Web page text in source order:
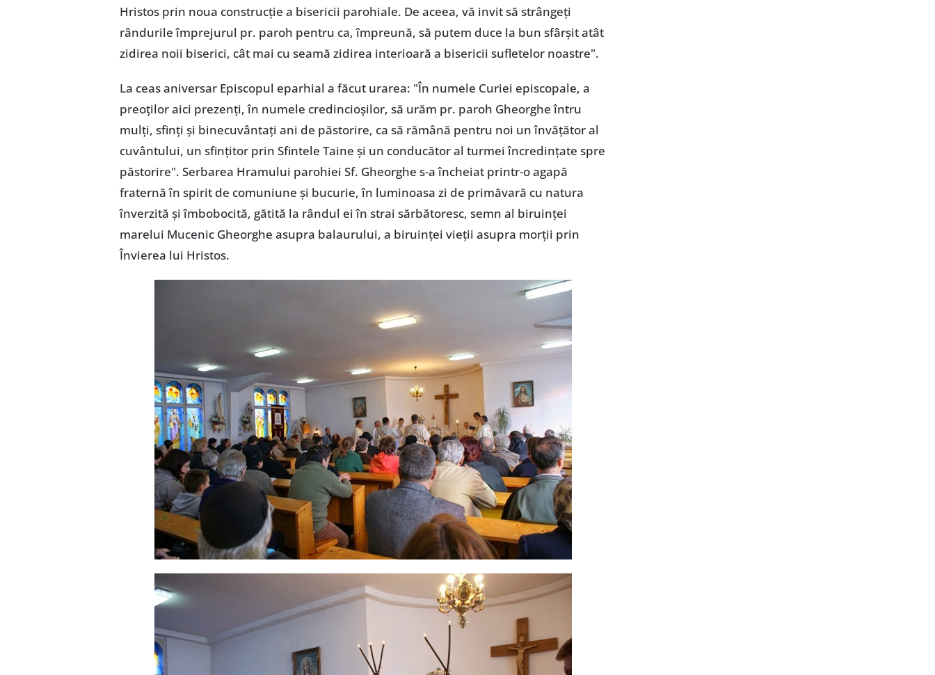
Hristos prin noua construcţie a bisericii parohiale. De aceea, vă invit să strângeţi
rândurile împrejurul pr. paroh pentru ca, împreună, să putem duce la bun sfârşit atât
zidirea noii biserici, cât mai cu seamă zidirea interioară a bisericii sufletelor noastre".
La ceas aniversar Episcopul eparhial a făcut urarea: "În numele Curiei episcopale, a
preoţilor aici prezenţi, în numele credincioşilor, să urăm pr. paroh Gheorghe întru
mulţi, sfinţi şi binecuvântaţi ani de păstorire, ca să rămână pentru noi un învăţător al
cuvântului, un sfinţitor prin Sfintele Taine şi un conducător al turmei încredinţate spre
păstorire". Serbarea Hramului parohiei Sf. Gheorghe s-a încheiat printr-o agapă
fraternă în spirit de comuniune şi bucurie, în luminoasa zi de primăvară cu natura
înverzită şi îmbobocită, gătită la rândul ei în strai sărbătoresc, semn al biruinţei
marelui Mucenic Gheorghe asupra balaurului, a biruinţei vieţii asupra morţii prin
Învierea lui Hristos.